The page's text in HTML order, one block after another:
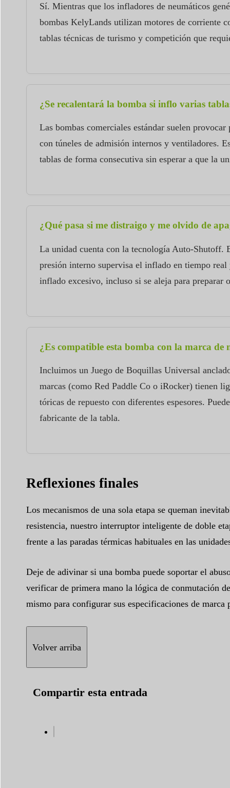
Sí. Mientras que los infladores de neumáticos
bombas KelyLands utilizan motores de corriente
tablas técnicas de turismo y competición que
¿Se recalentará la bomba si inflo varias
Las bombas comerciales estándar suelen
con túneles de admisión internos y ventiladores.
tablas de forma consecutiva sin esperar a que la
¿Qué pasa si me distraigo y me olvido de
La unidad cuenta con la tecnología Auto-Shutoff.
presión interno supervisa el inflado en tiempo
inflado excesivo, incluso si se aleja para preparar
¿Es compatible esta bomba con la marca de
Incluimos un Juego de Boquillas Universal
marcas (como Red Paddle Co o iRocker) tienen
tóricas de repuesto con diferentes espesores.
fabricante de la tabla.
Reflexiones finales
Los mecanismos de una sola etapa se queman
resistencia, nuestro interruptor inteligente de doble
frente a las paradas térmicas habituales en las
Deje de adivinar si una bomba puede soportar el
verificar de primera mano la lógica de conmutación
mismo para configurar sus especificaciones de
Volver arriba
Compartir esta entrada